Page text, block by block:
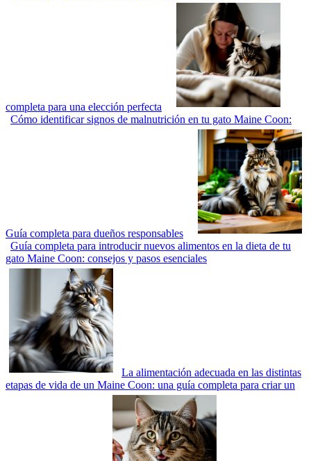
completa para una elección perfecta
Cómo identificar signos de malnutrición en tu gato Maine Coon:
Guía completa para dueños responsables
Guía completa para introducir nuevos alimentos en la dieta de tu
gato Maine Coon: consejos y pasos esenciales
La alimentación adecuada en las distintas
etapas de vida de un Maine Coon: una guía completa para criar un